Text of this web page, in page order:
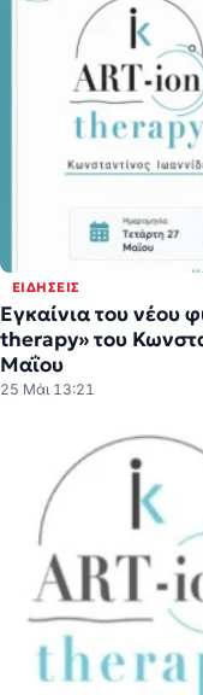
ΕΙΔΉΣΕΙΣ
Εγκαίνια του νέου
therapy» του
Μαΐου
25 Μάι 13:21